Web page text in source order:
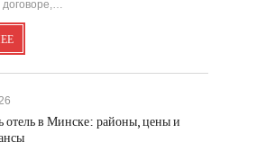
договоре,…
отель в Минске: районы, цены и